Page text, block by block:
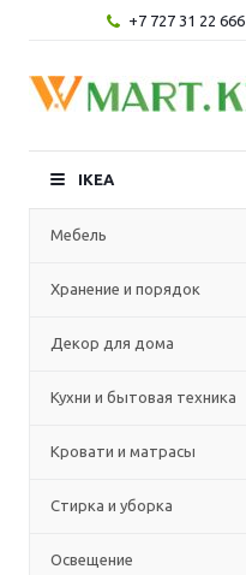
+7 727 31 22 666
IKEA
Мебель
Хранение и порядок
Декор для дома
Кухни и бытовая техника
Кровати и матрасы
Стирка и уборка
Освещение